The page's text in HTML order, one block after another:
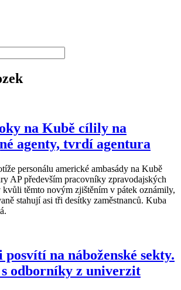
na Kubě cílily na
agenty, tvrdí agentura
personálu americké ambasády na Kubě
AP především pracovníky zpravodajských
kvůli těmto novým zjištěním v pátek oznámily,
stahují asi tři desítky zaměstnanců. Kuba
na náboženské sekty.
s odborníky z univerzit